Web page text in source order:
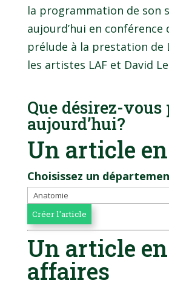
la programmation de son
aujourd’hui en conférence
prélude à la prestation de
les artistes LAF et David
Que désirez-
aujourd’hui?
Un article
Choisissez un
Un article en
affaires